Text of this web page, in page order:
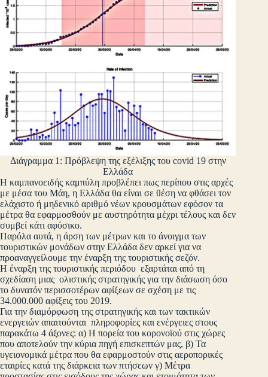
Διάγραμμα 1: Πρόβλεψη της εξέλιξης του covid 19 στην
Ελλάδα
Η καμπανοειδής καμπύλη προβλέπει πως περίπου στις αρχές
με μέσα του Μάη, η Ελλάδα θα είναι σε θέση να φθάσει τον
ελάχιστο ή μηδενικό αριθμό νέων κρουσμάτων εφόσον τα
μέτρα θα εφαρμοσθούν με αυστηρότητα μέχρι τέλους και δεν
συμβεί κάτι αφύσικο.
Παρόλα αυτά, η άρση των μέτρων και το άνοιγμα των
τουριστικών μονάδων στην Ελλάδα δεν αρκεί για να
προαναγγείλουμε την έναρξη της τουριστικής σεζόν.
Η έναρξη της τουριστικής περιόδου εξαρτάται από τη
σχεδίαση μιας ολιστικής στρατηγικής για την διάσωση όσο
το δυνατόν περισσοτέρων αφίξεων σε σχέση με τις
34.000.000 αφίξεις του 2019.
Για την διαμόρφωση της στρατηγικής και των τακτικών
ενεργειών απαιτούνται πληροφορίες και ενέργειες στους
παρακάτω 4 άξονες: α) Η πορεία του κορονοϊού στις χώρες
που αποτελούν την κύρια πηγή επισκεπτών μας, β) Τα
υγειονομικά μέτρα που θα εφαρμοστούν στις αεροπορικές
εταιρίες κατά της διάρκεια των πτήσεων γ) Μέτρα